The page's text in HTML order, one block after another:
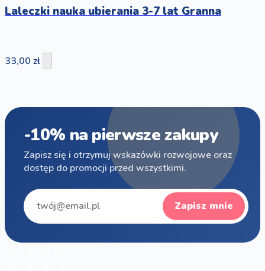
Laleczki nauka ubierania 3-7 lat Granna
33,00 zł
-10% na pierwsze zakupy
Zapisz się i otrzymuj wskazówki rozwojowe oraz
dostęp do promocji przed wszystkimi.
Zapisz mnie